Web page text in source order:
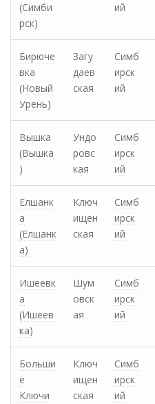
(Симби
рск)
ий
Бирюче
вка
(Новый
Урень)
Загу
даев
ская
Симб
ирск
ий
Вышка
(Вышка
)
Ундо
ровс
кая
Симб
ирск
ий
Елшанк
а
(Елшанк
а)
Ключ
ищен
ская
Симб
ирск
ий
Ишеевк
а
(Ишеев
ка)
Шум
овск
ая
Симб
ирск
ий
Больши
е
Ключи
Ключ
ищен
ская
Симб
ирск
ий